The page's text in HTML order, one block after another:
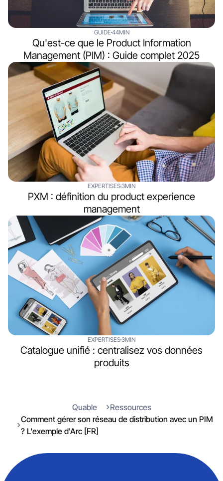
GUIDE44MIN
Qu'est-ce que le Product Information
Management (PIM) : Guide complet 2025
EXPERTISES3MIN
PXM : définition du product experience
management
EXPERTISES3MIN
Catalogue unifié : centralisez vos données
produits
Quable
Ressources
Comment gérer son réseau de distribution avec un PIM
? L'exemple d'Arc [FR]